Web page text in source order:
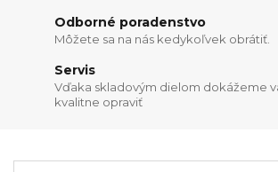
Odborné poradenstvo
Môžete sa na nás kedykoľvek obrátiť.
Servis
Vďaka skladovým dielom dokážeme
kvalitne opraviť